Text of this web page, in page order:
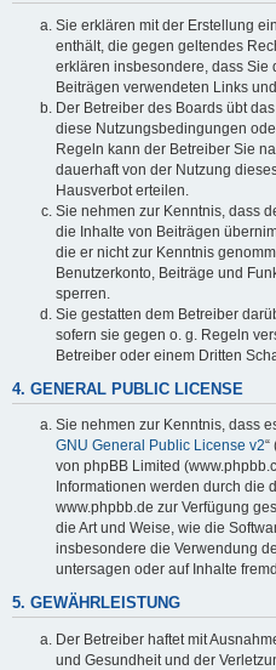
Sie erklären mit der Erstellung
enthält, die gegen geltendes
erklären insbesondere, dass Sie
Beiträgen verwendeten Links
Der Betreiber des Boards übt
diese Nutzungsbedingungen
Regeln kann der Betreiber Sie
dauerhaft von der Nutzung
Hausverbot erteilen.
Sie nehmen zur Kenntnis, dass
die Inhalte von Beiträgen
die er nicht zur Kenntnis
Benutzerkonto, Beiträge und
sperren.
Sie gestatten dem Betreiber
sofern sie gegen o. g. Regeln
Betreiber oder einem Dritten
4. GENERAL PUBLIC LICENSE
Sie nehmen zur Kenntnis, dass
GNU General Public License v2“
von phpBB Limited
Informationen werden durch die
www.phpbb.de zur Verfügung
die Art und Weise, wie die
insbesondere die Verwendung
untersagen oder auf Inhalte
5. GEWÄHRLEISTUNG
Der Betreiber haftet mit
und Gesundheit und der